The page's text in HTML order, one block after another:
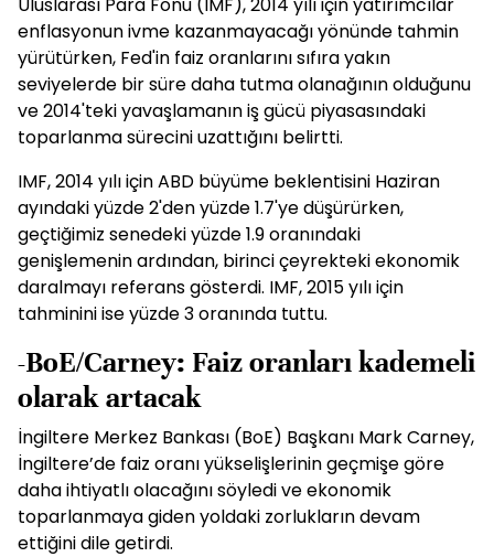
enflasyonun ivme kazanmayacağı yönünde tahmin
yürütürken, Fed'in faiz oranlarını sıfıra yakın
seviyelerde bir süre daha tutma olanağının olduğunu
ve 2014'teki yavaşlamanın iş gücü piyasasındaki
toparlanma sürecini uzattığını belirtti.
IMF, 2014 yılı için ABD büyüme beklentisini Haziran
ayındaki yüzde 2'den yüzde 1.7'ye düşürürken,
geçtiğimiz senedeki yüzde 1.9 oranındaki
genişlemenin ardından, birinci çeyrekteki ekonomik
daralmayı referans gösterdi. IMF, 2015 yılı için
tahminini ise yüzde 3 oranında tuttu.
-BoE/Carney: Faiz oranları kademeli
olarak artacak
İngiltere Merkez Bankası (BoE) Başkanı Mark Carney,
İngiltere’de faiz oranı yükselişlerinin geçmişe göre
daha ihtiyatlı olacağını söyledi ve ekonomik
toparlanmaya giden yoldaki zorlukların devam
ettiğini dile getirdi.